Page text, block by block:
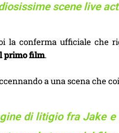
scene live
la conferma ufficiale che
primo film.
a una scena che
di litigio fra Jake